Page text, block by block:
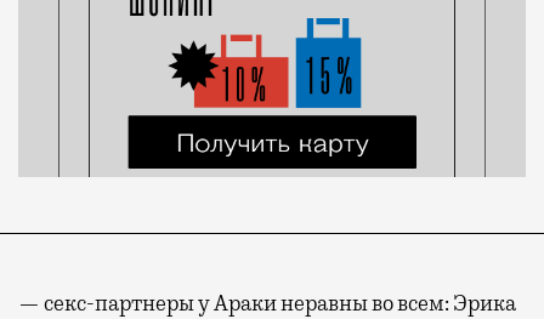
— секс-партнеры у Араки неравны во всем: Эрика